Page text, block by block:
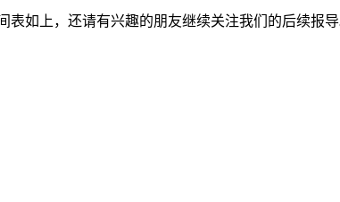
表如上，还请有兴趣的朋友继续关注我们的后续报